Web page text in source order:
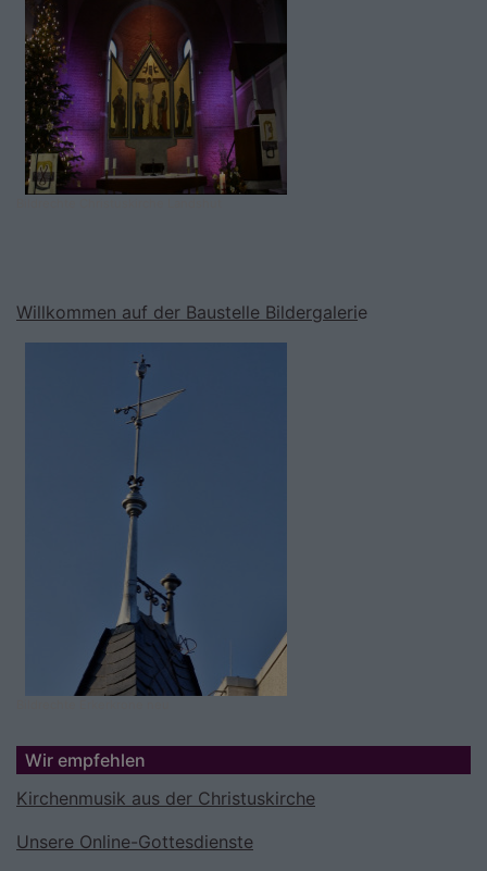
Willkommen auf der Baustelle Bildergalerie
Wir empfehlen
Kirchenmusik aus der Christuskirche
Unsere Online-Gottesdienste